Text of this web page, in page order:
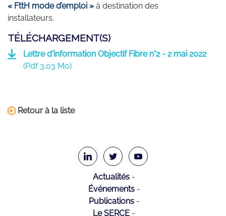
« FttH mode d’emploi »à destination des
installateurs.
TÉLÉCHARGEMENT(S)
Lettre d'information Objectif Fibre n°2 - 2 mai 2022
(Pdf3.03 Mo)
Retour à la liste
Actualités
Événements
Publications
Le SERCE